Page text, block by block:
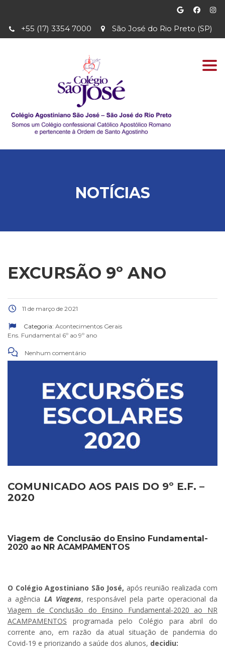
São José do Rio Preto (SP)
+55 (17) 3354 7000
NOTÍCIAS
EXCURSÃO 9º ANO
11 de março de 2021
Categoria: Acontecimentos Gerais
Ens. Fundamental 6º ao 9º ano
Nenhum comentário
COMUNICADO AOS PAIS DO 9º E.F. –
2020
Viagem de Conclusão do Ensino Fundamental-
2020 ao NR ACAMPAMENTOS
O Colégio Agostiniano São José, após reunião realizada com
a agência LA Viagens, responsável pela parte operacional da
Viagem de Conclusão do Ensino Fundamental-2020 ao NR
ACAMPAMENTOS programada pelo Colégio para abril do
corrente ano, em razão da atual situação de pandemia do
Covid-19 e priorizando a saúde dos alunos, decidiu: